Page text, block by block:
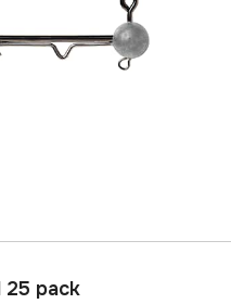
25 pack